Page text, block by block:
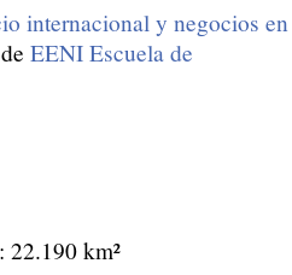
internacional y negocios en
EENI Escuela de
22.190 km²